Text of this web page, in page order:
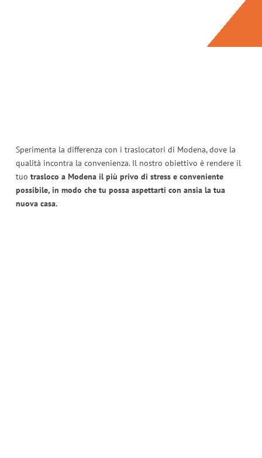
Sperimenta la differenza con i traslocatori di Modena, dove la
qualità incontra la convenienza. Il nostro obiettivo è rendere il
tuo trasloco a Modena il più privo di stress e conveniente
possibile, in modo che tu possa aspettarti con ansia la tua
nuova casa.